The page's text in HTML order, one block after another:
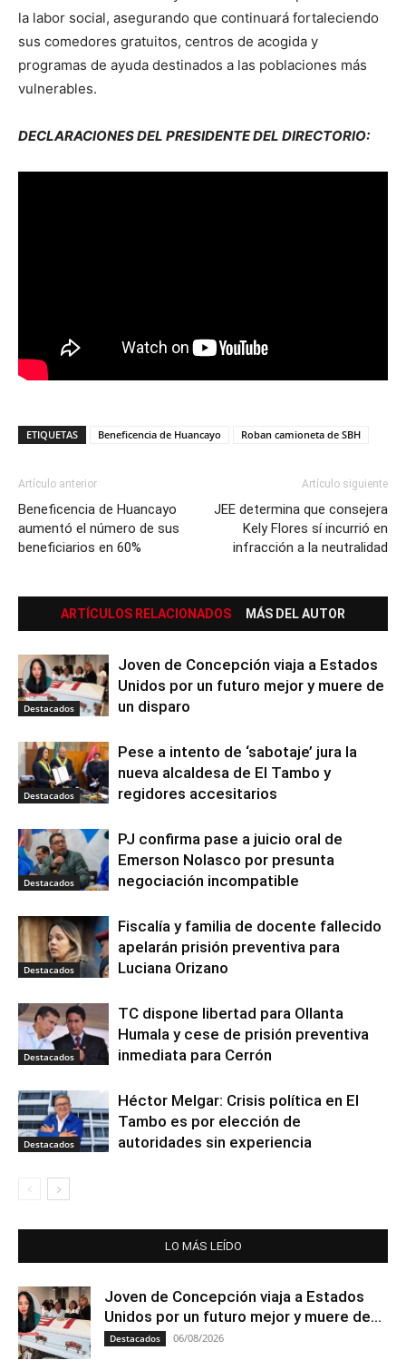
la labor social, asegurando que continuará fortaleciendo
sus comedores gratuitos, centros de acogida y
programas de ayuda destinados a las poblaciones más
vulnerables.
DECLARACIONES DEL PRESIDENTE DEL DIRECTORIO:
ETIQUETAS Beneficencia de Huancayo Roban camioneta de SBH
Artículo anterior
Beneficencia de Huancayo
aumentó el número de sus
beneficiarios en 60%
Artículo siguiente
JEE determina que consejera
Kely Flores sí incurrió en
infracción a la neutralidad
ARTÍCULOS RELACIONADOS MÁS DEL AUTOR
Destacados
Joven de Concepción viaja a Estados
Unidos por un futuro mejor y muere de
un disparo
Destacados
Pese a intento de ‘sabotaje’ jura la
nueva alcaldesa de El Tambo y
regidores accesitarios
Destacados
PJ confirma pase a juicio oral de
Emerson Nolasco por presunta
negociación incompatible
Destacados
Fiscalía y familia de docente fallecido
apelarán prisión preventiva para
Luciana Orizano
Destacados
TC dispone libertad para Ollanta
Humala y cese de prisión preventiva
inmediata para Cerrón
Destacados
Héctor Melgar: Crisis política en El
Tambo es por elección de
autoridades sin experiencia
LO MÁS LEÍDO
Joven de Concepción viaja a Estados
Unidos por un futuro mejor y muere de...
Destacados 06/08/2026